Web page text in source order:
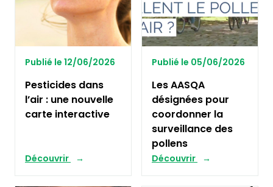
Publié le 12/06/2026
Pesticides dans
l’air : une nouvelle
carte interactive
Découvrir
Publié le 05/06/2026
Les AASQA
désignées pour
coordonner la
surveillance des
pollens
Découvrir